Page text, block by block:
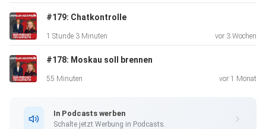
#179: Chatkontrolle
1 Stunde 3 Minuten vor 3 Wochen
#178: Moskau soll brennen
55 Minuten vor 1 Monat
In Podcasts werben
Schalte jetzt Werbung in Podcasts.